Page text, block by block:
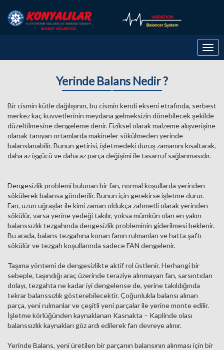
Yerinde Balans Nedir ?
Bir cismin kütle dağılışının, bu cismin kendi ekseni etrafında, serbest
merkez kaç kuvvetlerinin meydana gelmeksizin dönebilecek şekilde
düzeltilmesine dengeleme denir. Fiziksel olarak malzeme alışverişine
olanak tanıyan ortamlarda makineler sökülmeden yerinde
balanslanabilir. Bunun getirisi, işletmedeki duruş zamanını kısaltarak,
daha az işgücü ve daha az parça değişimi ile tasarruf sağlanmasıdır.
Dengesizlik problemi bulunan bir fan, normal koşullarda yerinden
sökülerek balansa gönderilir. Bunun için gerekirse işletme durur.
Fan, uzun uğraşlar ile kimi zaman oldukça zahmetli olarak yerinden
sökülür, varsa yerine yedeği takılır, yoksa mümkün olan en yakın
balanssızlık tezgahında dengesizlik probleminin giderilmesi beklenir.
Bu arada, balans tezgahına konan fanın rulmanları ve hatta şaftı
sökülür ve tezgah koşullarında sadece FAN dengelenir.
Taşıma yöntemi de dengesizlikte aktif rol üstlenir. Herhangi bir
sebeple, taşındığı araç üzerinde teraziye alınmayan fan, sarsıntıdan
dolayı, tezgahta ne kadar iyi dengelense de, yerine takıldığında
tekrar balanssızlık gösterebilecektir. Çoğunlukla balansı alınan
parça, yeni rulmanlar ve çeşitli yeni parçalar ile yerine monte edilir.
İşletme körlüğünden kaynaklanan Kasnakta – Kaplinde olası
balanssızlık kaynakları göz ardı edilerek fan devreye alınır.
Yerinde Balans, yeni üretilen bir parçanın balansının alınması için bir